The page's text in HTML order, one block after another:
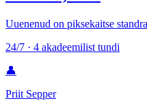
Uuenenud on piksekaitse
24/7 · 4 akadeemilist tundi
👤
Priit Sepper